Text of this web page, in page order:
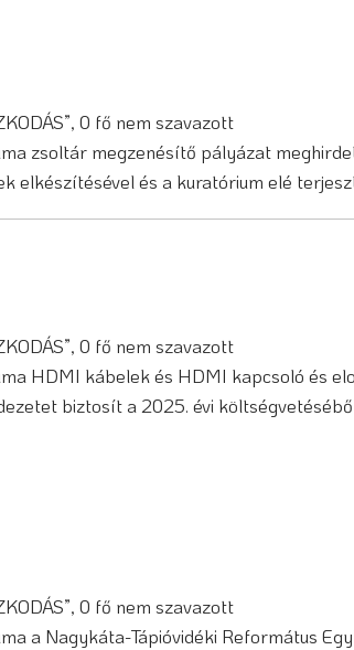
0 fő nem szavazott
zsoltár megzenésítő pályázat
elkészítésével és a kuratórium elé
0 fő nem szavazott
HDMI kábelek és HDMI kapcsoló és
biztosít a 2025. évi
0 fő nem szavazott
a Nagykáta-Tápióvidéki Református